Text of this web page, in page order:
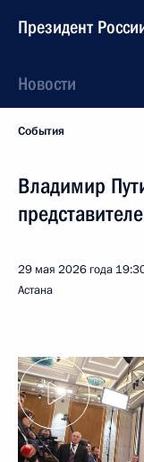
Президент
Новости
События
Владимир
29 мая 2026 года
Астана